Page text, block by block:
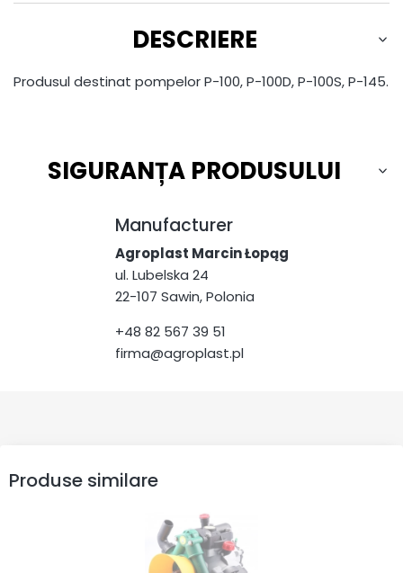
DESCRIERE
Produsul destinat pompelor P-100, P-100D, P-100S, P-145.
SIGURANȚA PRODUSULUI
Manufacturer
Agroplast Marcin Łopąg
ul. Lubelska 24
22-107 Sawin, Polonia
+48 82 567 39 51
firma@agroplast.pl
Produse similare